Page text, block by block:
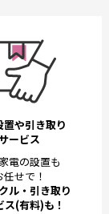
置や引き取り
ービス
電の設置も
任せで！
ル・引き取り
ス(有料)も！